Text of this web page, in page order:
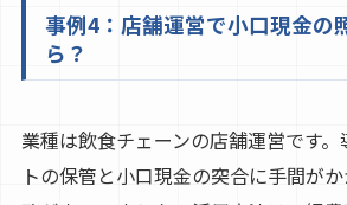
事例4：店舗運営で小口現金の
ら？
業種は飲食チェーンの店舗運営です
トの保管と小口現金の突合に手間が